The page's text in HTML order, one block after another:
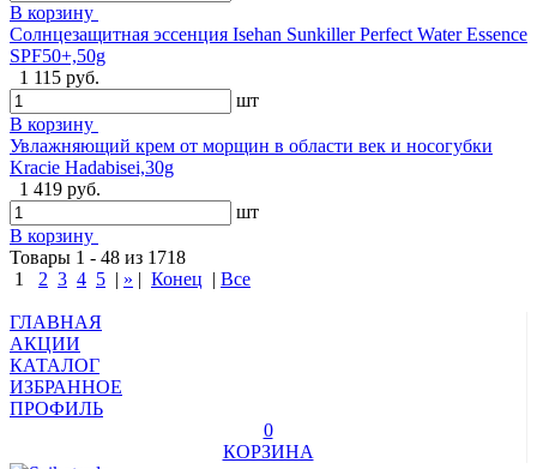
В корзину
Солнцезащитная эссенция Isehan Sunkiller Perfect Water Essence
SPF50+,50g
1 115 руб.
шт
В корзину
Увлажняющий крем от морщин в области век и носогубки
Kracie Hadabisei,30g
1 419 руб.
шт
В корзину
Товары 1 - 48 из 1718
1
2 3 4 5 | » | Конец | Все
ГЛАВНАЯ
АКЦИИ
КАТАЛОГ
ИЗБРАННОЕ
ПРОФИЛЬ
0
КОРЗИНА